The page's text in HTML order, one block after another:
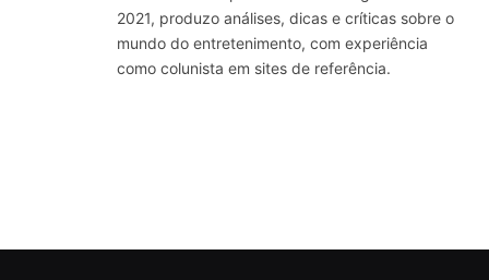
2021, produzo análises, dicas e críticas sobre o
mundo do entretenimento, com experiência
como colunista em sites de referência.